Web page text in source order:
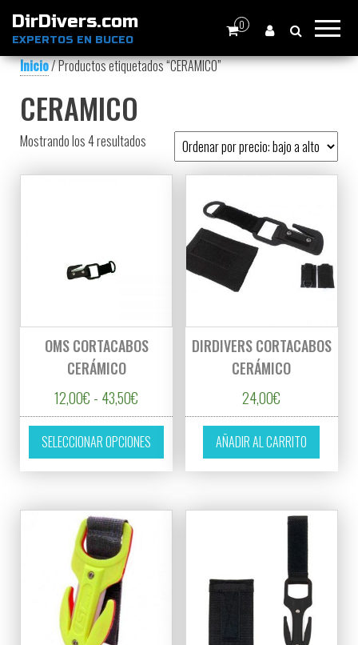
DirDivers.com
EXPERTOS EN BUCEO
0
Inicio/ Productos etiquetados “CERAMICO”
CERAMICO
Mostrando los 4 resultados Ordenado por precio: bajo a alto
OMS CORTACABOS
CERÁMICO
12,00€ - 43,50€ Rango de precios: desde 12,00€ hasta
SELECCIONAR OPCIONES
Este producto tiene múltiples variantes.
DIRDIVERS CORTACABOS
CERÁMICO
24,00€
AÑADIR AL CARRITO